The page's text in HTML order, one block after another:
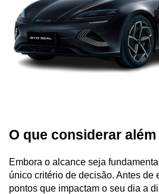
O que considerar
Embora o alcance seja
único critério de decisão. Antes de
pontos que impactam o seu dia a